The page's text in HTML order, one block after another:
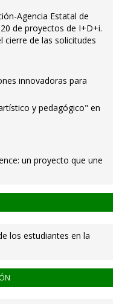
Agencia Estatal de
de proyectos de I+D+i.
de las solicitudes
innovadoras para
y pedagógico" en
un proyecto que une
los estudiantes en la